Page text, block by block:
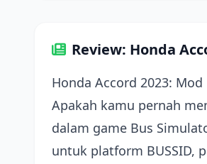
Review: Honda
Honda Accord 2023:
Apakah kamu pernah
dalam game Bus
untuk platform BUSSID,